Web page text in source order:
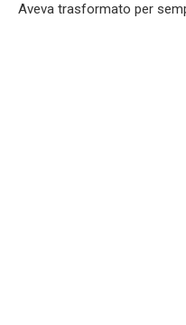
Aveva trasformato per